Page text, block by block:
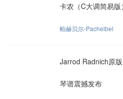
卡农（C大调简易版）
帕赫贝尔-Pachelbel
Jarrod Radnich原
琴谱震撼发布